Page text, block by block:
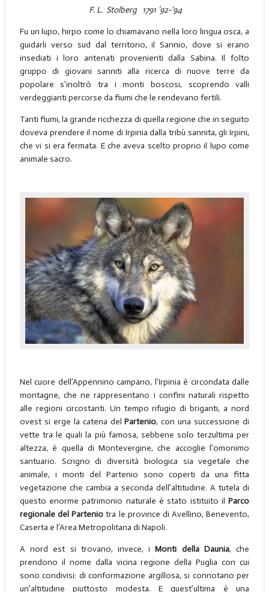
F. L. Stolberg 1791 ’92-‘94
Fu un lupo, hirpo come lo chiamavano nella loro lingua osca, a
guidarli verso sud dal territorio, il Sannio, dove si erano
insediati i loro antenati provenienti dalla Sabina. Il folto
gruppo di giovani sanniti alla ricerca di nuove terre da
popolare s’inoltrò tra i monti boscosi, scoprendo valli
verdeggianti percorse da fiumi che le rendevano fertili.
Tanti fiumi, la grande ricchezza di quella regione che in seguito
doveva prendere il nome di Irpinia dalla tribù sannita, gli Irpini,
che vi si era fermata. E che aveva scelto proprio il lupo come
animale sacro.
Nel cuore dell’Appennino campano, l’Irpinia è circondata dalle
montagne, che ne rappresentano i confini naturali rispetto
alle regioni circostanti. Un tempo rifugio di briganti, a nord
ovest si erge la catena delPartenio, con una successione di
vette tra le quali la più famosa, sebbene solo terzultima per
altezza, è quella di Montevergine, che accoglie l’omonimo
santuario. Scrigno di diversità biologica sia vegetale che
animale, i monti del Partenio sono coperti da una fitta
vegetazione che cambia a seconda dell’altitudine. A tutela di
questo enorme patrimonio naturale è stato istituito ilParco
regionale del Parteniotra le province di Avellino, Benevento,
Caserta e l’Area Metropolitana di Napoli.
A nord est si trovano, invece, iMonti della Daunia, che
prendono il nome dalla vicina regione della Puglia con cui
sono condivisi: di conformazione argillosa, si connotano per
un’altitudine piuttosto modesta. E quest’ultima è una